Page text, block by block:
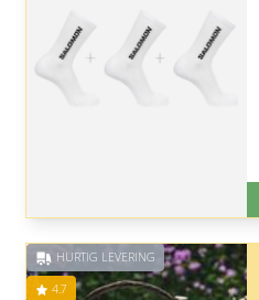
HURTIG LEVERING
4.7